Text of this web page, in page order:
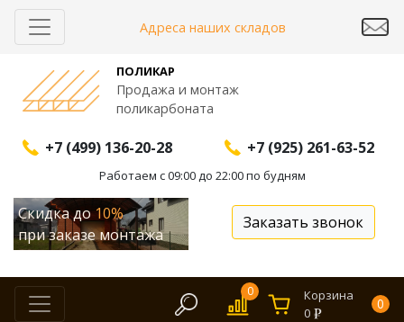
Адреса наших складов
ПОЛИКАР
Продажа и монтаж
поликарбоната
+7 (499) 136-20-28 +7 (925) 261-63-52
Работаем с 09:00 до 22:00 по будням
Скидка до10%
при заказе монтажа
Заказать звонок
0
Корзина
0
0